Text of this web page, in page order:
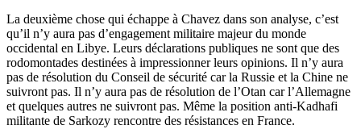
La deuxième chose qui échappe à Chavez dans son analyse, c’est
qu’il n’y aura pas d’engagement militaire majeur du monde
occidental en Libye. Leurs déclarations publiques ne sont que des
rodomontades destinées à impressionner leurs opinions. Il n’y aura
pas de résolution du Conseil de sécurité car la Russie et la Chine ne
suivront pas. Il n’y aura pas de résolution de l’Otan car l’Allemagne
et quelques autres ne suivront pas. Même la position anti-Kadhafi
militante de Sarkozy rencontre des résistances en France.